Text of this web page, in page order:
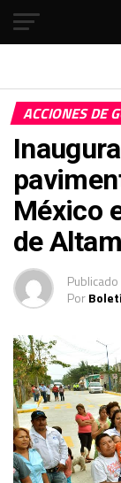
ACCIONES DE
México
de
Publicado
Por